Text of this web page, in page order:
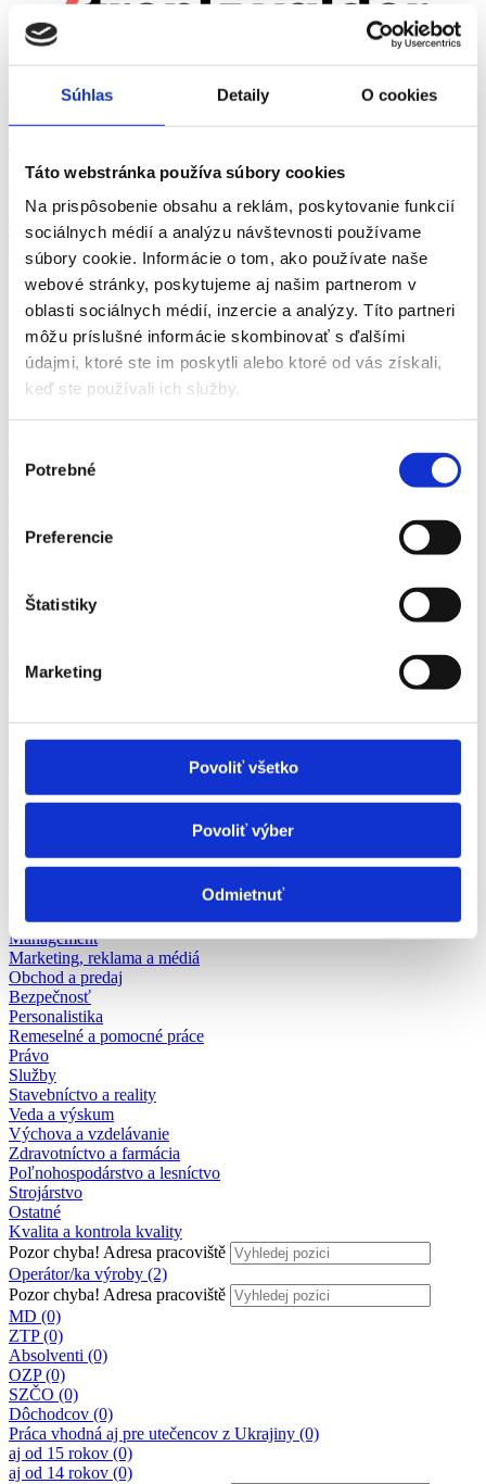
Súhlas Detaily O cookies
Táto webstránka používa súbory cookies
Na prispôsobenie obsahu a reklám, poskytovanie funkcií
sociálnych médií a analýzu návštevnosti používame
súbory cookie. Informácie o tom, ako používate naše
webové stránky, poskytujeme aj našim partnerom v
oblasti sociálnych médií, inzercie a analýzy. Títo partneri
môžu príslušné informácie skombinovať s ďalšími
údajmi, ktoré ste im poskytli alebo ktoré od vás získali,
keď ste používali ich služby.
súhlasu
Potrebné
Preferencie
Štatistiky
Marketing
Povoliť všetko
Povoliť výber
Odmietnuť
30.07.2026
Pozíciu obsadzujeme pre nášho klienta, stabilnú ...
Námestovo
Trenkwalder a.s.
Všetky ponuky z okresu Námestovo
průmysl a na pozícii
- voľné
Ponuky práce v Námestovo na Plný v odbore Výroba a průmysl na
pozícii Operátor/ka výroby voľné miesta - vyberte si z viac ako 2+
Námestovo
Námestovozkrácený úvazek >
Výroba a priemysel (2)
Administratíva
Chémia a potravinárstvo
Technika, elektrotechnika, energetika
Tvorivá práca a kultúra
Management
Marketing, reklama a médiá
Obchod a predaj
Bezpečnosť
Personalistika
Remeselné a pomocné práce
Právo
Služby
Stavebníctvo a reality
Veda a výskum
Výchova a vzdelávanie
Zdravotníctvo a farmácia
Poľnohospodárstvo a lesníctvo
Strojárstvo
Ostatné
Kvalita a kontrola kvality
Pozor chyba! Adresa pracoviště
Operátor/ka výroby (2)
Pozor chyba! Adresa pracoviště
MD (0)
ZTP (0)
Absolventi (0)
OZP (0)
SZČO (0)
Dôchodcov (0)
Práca vhodná aj pre utečencov z Ukrajiny (0)
aj od 15 rokov (0)
aj od 14 rokov (0)